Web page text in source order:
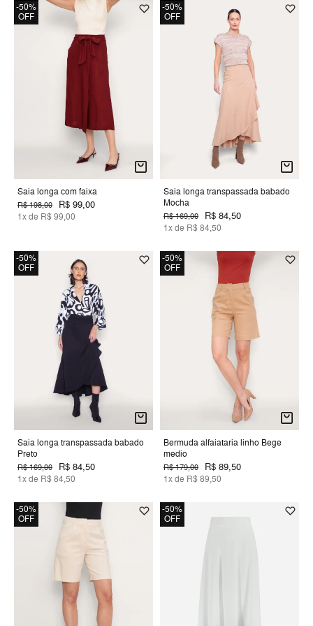
-50%
OFF
Saia longa com faixa
R$ 198,00 R$ 99,00
1x de R$ 99,00
-50%
OFF
Saia longa transpassada babado
Mocha
R$ 169,00 R$ 84,50
1x de R$ 84,50
-50%
OFF
Saia longa transpassada babado
Preto
R$ 169,00 R$ 84,50
1x de R$ 84,50
-50%
OFF
Bermuda alfaiataria linho Bege
medio
R$ 179,00 R$ 89,50
1x de R$ 89,50
-50%
OFF
-50%
OFF